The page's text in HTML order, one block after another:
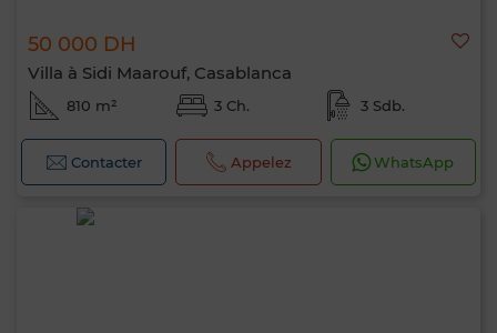
50 000 DH
Villa à Sidi Maarouf, Casablanca
810 m² 3 Ch. 3 Sdb.
Contacter Appelez WhatsApp